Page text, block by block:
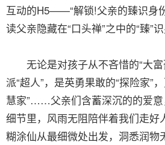
互动的H5——“解锁!父亲的臻识身
读父亲隐藏在“口头禅”之中的“臻”识
无论是对孩子从不吝惜的“大富
派“超人”，是英勇果敢的“探险家”
慧家”……父亲们含蓄深沉的的爱
细节里，风雨无阻陪伴着我们走好
糊涂仙从最细微处出发，洞悉润物